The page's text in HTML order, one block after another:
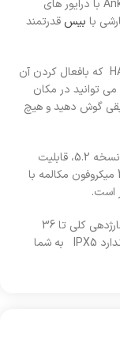
هدفون بی سیم انکر Anker Soundcore life DOT3i با درایور های
بیس قدرتمند
مجهز به فناوری اکتیو نویز کنسلینگ هیبریدی HANC که بافعال کردن آن
توانید در مکان
گوش دهید و هیچ
HANC، فناوری ترنسپرنسی مود، مجهز به بلوتوث نسخه 5.2، قابلیت
شخص سازی صدا به کمک اپلیکیشن، مجهز به 4 میکروفون مکالمه با
است.
شارژدهی گوشی ها تا 9 ساعت در ولوم متوسط، شارژدهی کلی تا 36
ساعت به همراه کیف، مقاومت در برابر آب با استاندارد IPX5 به شما